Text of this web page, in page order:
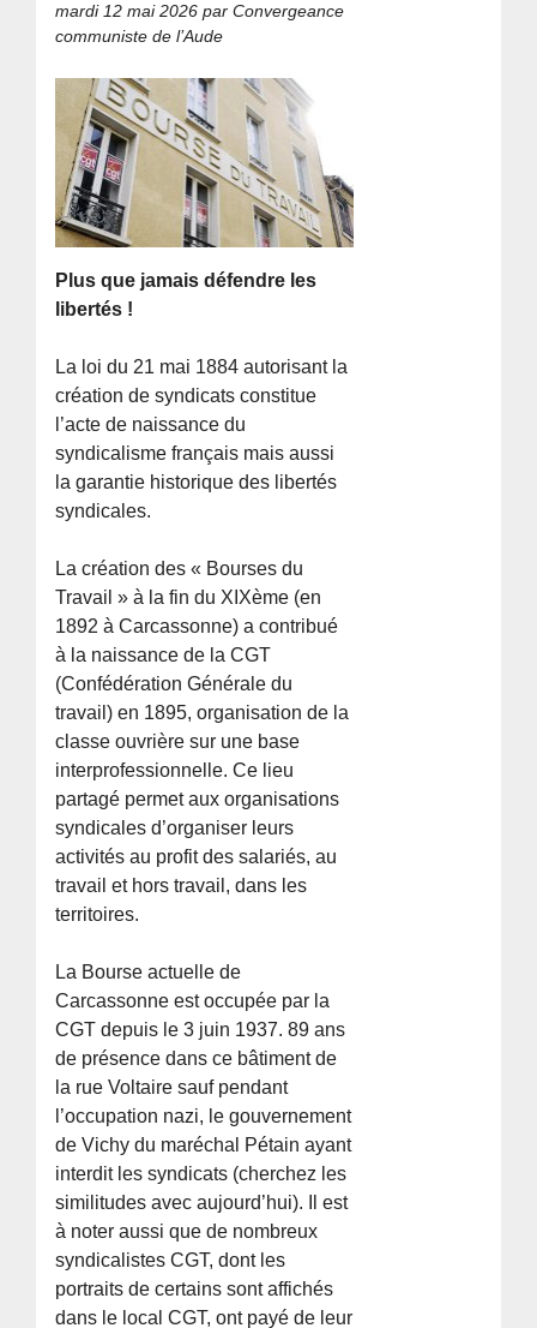
mardi 12 mai 2026 par Convergeance
communiste de l’Aude
Plus que jamais défendre les
libertés !
La loi du 21 mai 1884 autorisant la
création de syndicats constitue
l’acte de naissance du
syndicalisme français mais aussi
la garantie historique des libertés
syndicales.
La création des « Bourses du
Travail » à la fin du XIXème (en
1892 à Carcassonne) a contribué
à la naissance de la CGT
(Confédération Générale du
travail) en 1895, organisation de la
classe ouvrière sur une base
interprofessionnelle. Ce lieu
partagé permet aux organisations
syndicales d’organiser leurs
activités au profit des salariés, au
travail et hors travail, dans les
territoires.
La Bourse actuelle de
Carcassonne est occupée par la
CGT depuis le 3 juin 1937. 89 ans
de présence dans ce bâtiment de
la rue Voltaire sauf pendant
l’occupation nazi, le gouvernement
de Vichy du maréchal Pétain ayant
interdit les syndicats (cherchez les
similitudes avec aujourd’hui). Il est
à noter aussi que de nombreux
syndicalistes CGT, dont les
portraits de certains sont affichés
dans le local CGT, ont payé de leur